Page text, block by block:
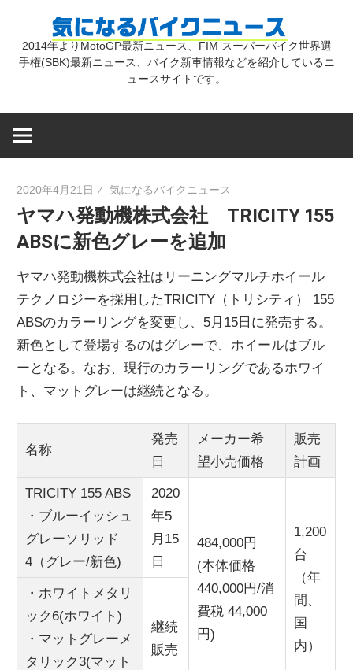
気
バ
イ
ク
ニ
ュ
ー
ス
2014年よりMotoGP最新ニュース、FIM スーパーバイク世界選
手権(SBK)最新ニュース、バイク新車情報などを紹介しているニ
ュースサイトです。
2020年4月21日 気になるバイクニュース
ヤマハ発動機株式会社 TRICITY 155
ABSに新色グレーを追加
ヤマハ発動機株式会社はリーニングマルチホイール
テクノロジーを採用したTRICITY（トリシティ） 155
ABSのカラーリングを変更し、5月15日に発売する。
新色として登場するのはグレーで、ホイールはブル
ーとなる。なお、現行のカラーリングであるホワイ
ト、マットグレーは継続となる。
名称
発売
日
メーカー希
望小売価格
販売
計画
TRICITY 155 ABS
・ブルーイッシュ
グレーソリッド
4（グレー/新色)
2020
年5
月15
日
484,000円
(本体価格
440,000円/消
費税 44,000
円)
1,200
台
（年
間、
国
内）
・ホワイトメタリ
ック6(ホワイト)
・マットグレーメ
タリック3(マット
継続
販売